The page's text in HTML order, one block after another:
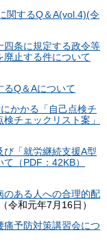
関するQ＆A(vol.4)(令
四条に規定する政令等
止する件について
るQ＆Aについて
かかる「自己点検チ
チェックリスト案」
び「就労継続支援A型
（PDF：42KB）
のある人への合理的配
（令和元年7月16日）
予防対策講習会につ